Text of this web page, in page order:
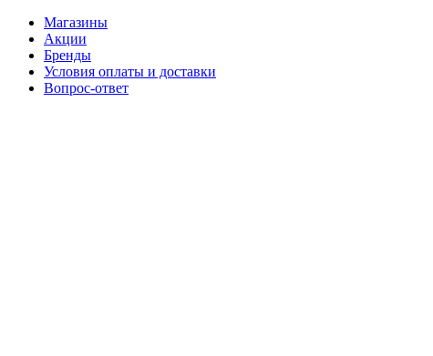
Магазины
Акции
Бренды
Условия оплаты и доставки
Вопрос-ответ